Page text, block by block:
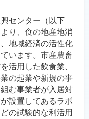
センター（以下
り、食の地産地消
地域経済の活性化
います。市産農畜
活用した飲食業、
の起業や新規の事
む事業者が入居対
設置してあるラボ
の試験的な利活用